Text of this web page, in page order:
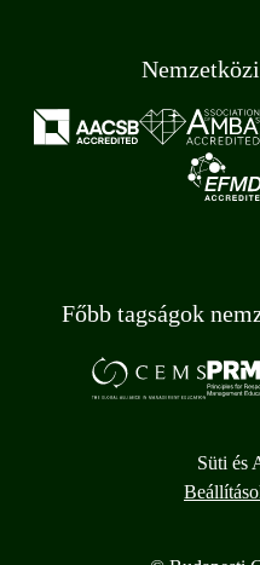
Főbb tagságok
Süti és